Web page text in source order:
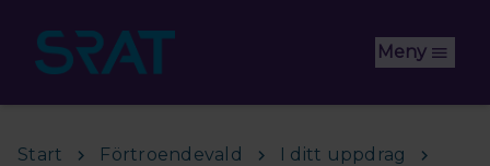
Meny
Start Förtroendevald
I ditt uppdrag